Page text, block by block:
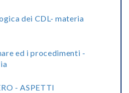
dei CDL- materia
ed i procedimenti -
- ASPETTI